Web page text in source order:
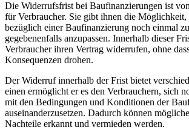
Die Widerrufsfrist bei Baufinanzierungen ist
für Verbraucher. Sie gibt ihnen die
bezüglich einer Baufinanzierung noch einmal
gegebenenfalls anzupassen. Innerhalb dieser
Verbraucher ihren Vertrag widerrufen, ohne
Konsequenzen drohen.
Der Widerruf innerhalb der Frist bietet
einen ermöglicht er es den Verbrauchern, sich
mit den Bedingungen und Konditionen der
auseinanderzusetzen. Dadurch können
Nachteile erkannt und vermieden werden.